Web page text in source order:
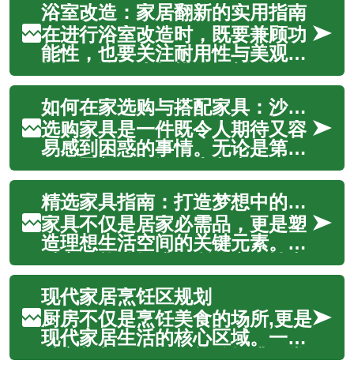
浴室改造：家居翻新的实用指南
在进行浴室改造时，既要兼顾功
能性，也要关注耐用性与美观
性。无论是小规模的更新，还是
全面的重装修，都涉及布局调
整、防水处理、材料选择和管线
改造等关键环节。本文针对常见
问题提供实用建议，帮助你在计
划、选材、施工到维护各阶段做
出明智决定，提...
如何在家选购与搭配家具：沙发与桌子的实用指南
选购家具是一件既令人期待又容
易感到困惑的事情。无论是第一
次布置新居，还是为老房子做一
次更新，合适的家具不仅影响居
住舒适度，也直接关系到空间功
能与视觉美感。本文将从选购要
点、促销与特卖判断、清仓商品
的利弊、沙发挑选要点以及桌子
选择指南五...
精选家具指南：打造梦想中的温馨家园
家具不仅是居家必需品，更是塑
造理想生活空间的关键元素。优
质家具能够提升居所的实用性和
美观度，同时为日常生活带来舒
适与便利。本文将深入探讨家具
选购的核心要素，包括材质、品
牌、价格和保养等方面，帮助您
做出明智的选择，创造一个既温
现代家居烹饪区规划
厨房不仅是烹饪美食的场所,更是
现代家居生活的核心区域。一个
精心规划的烹饪区能够提升日常